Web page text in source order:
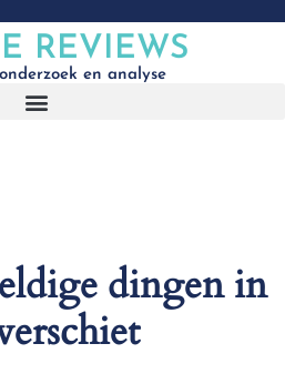
REVIEWS
en analyse
dingen in